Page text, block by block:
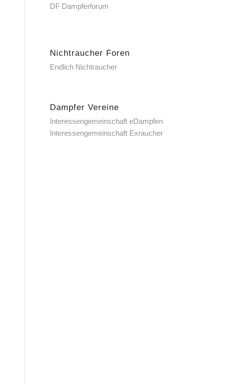
DF Dampferforum
Nichtraucher Foren
Endlich Nichtraucher
Dampfer Vereine
Interessengemeinschaft eDampfen
Interessengemeinschaft Exraucher